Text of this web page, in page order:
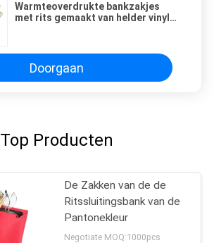
Warmteoverdrukte bankzakjes
met rits gemaakt van helder vinyl
bankcheques
Doorgaan
Top Producten
De Zakken van de de
Ritssluitingsbank van de
Pantonekleur
Negotiate MOQ:1000pcs